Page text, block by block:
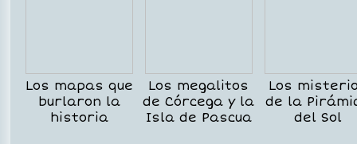
Los mapas que
burlaron la
historia
Los megalitos
de Córcega y la
Isla de Pascua
Los
de la
del Sol